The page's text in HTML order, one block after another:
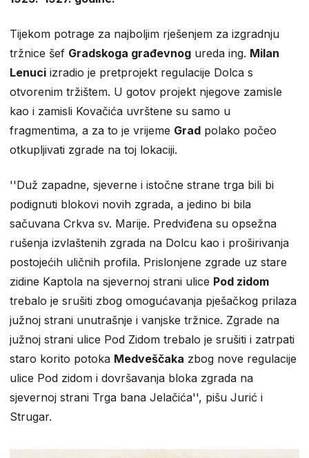
Tijekom potrage za najboljim rješenjem za izgradnju
tržnice šef Gradskoga građevnog ureda ing. Milan
Lenuci izradio je pretprojekt regulacije Dolca s
otvorenim tržištem. U gotov projekt njegove zamisle
kao i zamisli Kovačića uvrštene su samo u
fragmentima, a za to je vrijeme Grad polako počeo
otkupljivati zgrade na toj lokaciji.
''Duž zapadne, sjeverne i istočne strane trga bili bi
podignuti blokovi novih zgrada, a jedino bi bila
sačuvana Crkva sv. Marije. Predviđena su opsežna
rušenja izvlaštenih zgrada na Dolcu kao i proširivanja
postojećih uličnih profila. Prislonjene zgrade uz stare
zidine Kaptola na sjevernoj strani ulice Pod zidom
trebalo je srušiti zbog omogućavanja pješačkog prilaza
južnoj strani unutrašnje i vanjske tržnice. Zgrade na
južnoj strani ulice Pod Zidom trebalo je srušiti i zatrpati
staro korito potoka Medveščaka zbog nove regulacije
ulice Pod zidom i dovršavanja bloka zgrada na
sjevernoj strani Trga bana Jelačića'', pišu Jurić i
Strugar.